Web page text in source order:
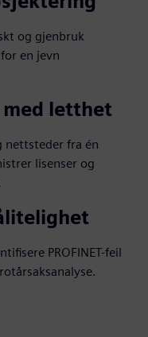
og gjenbruk
en jevn
letthet
nettsteder fra én
lisenser og
PROFINET-feil